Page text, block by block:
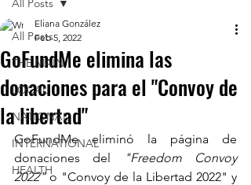
All Posts
THE MAIN
LOCAL
NATIONAL
INTERNATIONAL
HEALTH
All Posts
GoFundMe elimina las
donaciones para el "Convoy de
la libertad"
Eliana González
Feb 5, 2022
GoFundMe eliminó la página de
donaciones del
"Freedom Convoy
2022" o "Convoy de la Libertad 2022" y